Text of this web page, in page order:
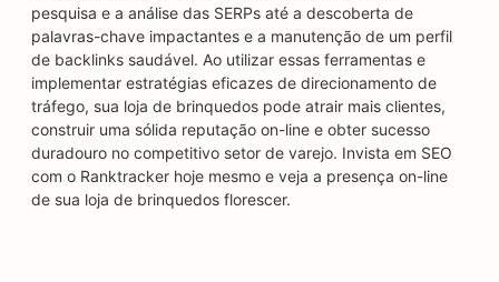
pesquisa e a análise das SERPs até a descoberta de
palavras-chave impactantes e a manutenção de um perfil
de backlinks saudável. Ao utilizar essas ferramentas e
implementar estratégias eficazes de direcionamento de
tráfego, sua loja de brinquedos pode atrair mais clientes,
construir uma sólida reputação on-line e obter sucesso
duradouro no competitivo setor de varejo. Invista em SEO
com o Ranktracker hoje mesmo e veja a presença on-line
de sua loja de brinquedos florescer.